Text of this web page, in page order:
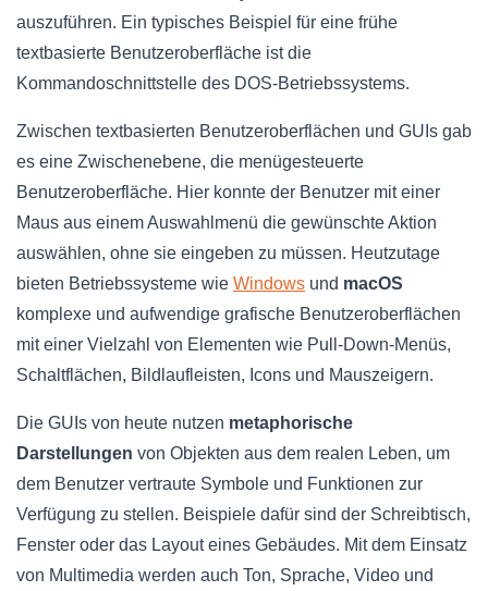
auszuführen. Ein typisches Beispiel für eine frühe
textbasierte Benutzeroberfläche ist die
Kommandoschnittstelle des DOS-Betriebssystems.
Zwischen textbasierten Benutzeroberflächen und GUIs gab
es eine Zwischenebene, die menügesteuerte
Benutzeroberfläche. Hier konnte der Benutzer mit einer
Maus aus einem Auswahlmenü die gewünschte Aktion
auswählen, ohne sie eingeben zu müssen. Heutzutage
bieten Betriebssysteme wie Windows und macOS
komplexe und aufwendige grafische Benutzeroberflächen
mit einer Vielzahl von Elementen wie Pull-Down-Menüs,
Schaltflächen, Bildlaufleisten, Icons und Mauszeigern.
Die GUIs von heute nutzen metaphorische
Darstellungen von Objekten aus dem realen Leben, um
dem Benutzer vertraute Symbole und Funktionen zur
Verfügung zu stellen. Beispiele dafür sind der Schreibtisch,
Fenster oder das Layout eines Gebäudes. Mit dem Einsatz
von Multimedia werden auch Ton, Sprache, Video und